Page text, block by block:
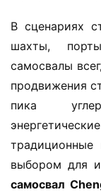
В сценариях
шахты,
самосвалы
продвижения
пика
выбором для
самосвал